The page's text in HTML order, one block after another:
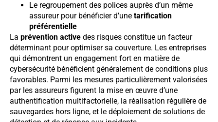
Le regroupement des polices auprès d’un même
assureur pour bénéficier d’une tarification
préférentielle
La prévention active des risques constitue un facteur
déterminant pour optimiser sa couverture. Les entreprises
qui démontrent un engagement fort en matière de
cybersécurité bénéficient généralement de conditions plus
favorables. Parmi les mesures particulièrement valorisées
par les assureurs figurent la mise en œuvre d’une
authentification multifactorielle, la réalisation régulière de
sauvegardes hors ligne, et le déploiement de solutions de